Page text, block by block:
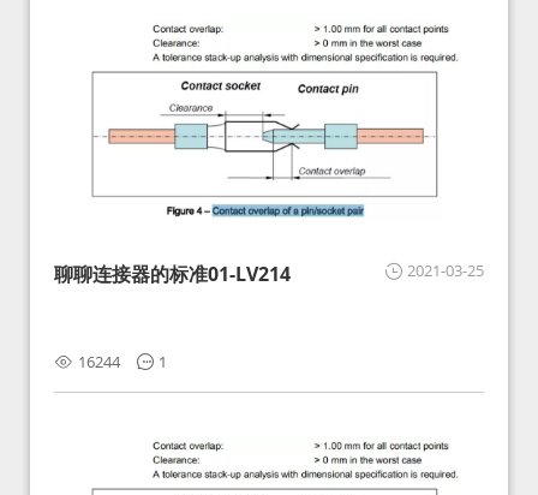
2021-03-25
聊聊连接器的标准01-LV214
16244 1